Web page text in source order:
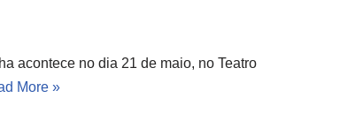
acontece no dia 21 de maio, no Teatro
More »